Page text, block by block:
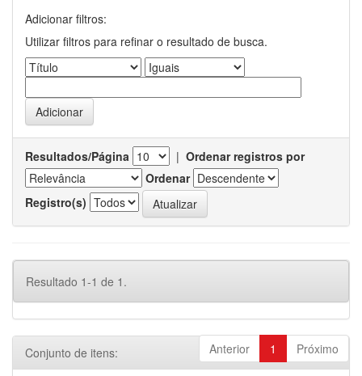
Adicionar filtros:
Utilizar filtros para refinar o resultado de busca.
Resultados/Página | Ordenar registros por
Ordenar
Registro(s)
Resultado 1-1 de 1.
Anterior 1 Próximo
Conjunto de itens: